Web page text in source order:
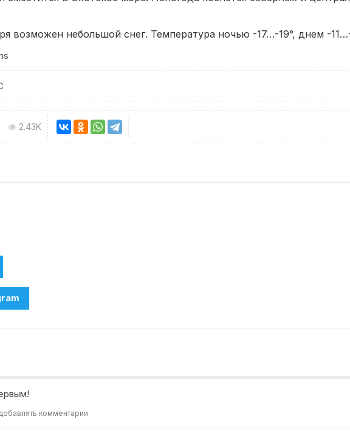
возможен небольшой снег. Температура ночью -17…-19°, днем -11…-
2.43K
комментарии